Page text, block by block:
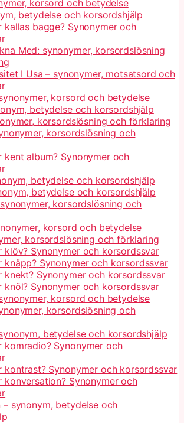
korsord och betydelse
betydelse och korsordshjälp
kallas bagge? Synonymer och
Med: synonymer, korsordslösning
I Usa – synonymer, motsatsord och
korsord och betydelse
betydelse och korsordshjälp
korsordslösning och förklaring
korsordslösning och
kent album? Synonymer och
betydelse och korsordshjälp
betydelse och korsordshjälp
korsordslösning och
korsord och betydelse
korsordslösning och förklaring
klöv? Synonymer och korsordssvar
knäpp? Synonymer och korsordssvar
knekt? Synonymer och korsordssvar
knöl? Synonymer och korsordssvar
korsord och betydelse
korsordslösning och
betydelse och korsordshjälp
komradio? Synonymer och
kontrast? Synonymer och korsordssvar
konversation? Synonymer och
– synonym, betydelse och